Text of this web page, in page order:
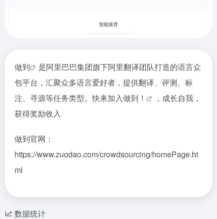
做到
是阿里巴巴集团旗下阿里翻译团队打造的语言众
包平台，汇聚众多语言爱好者，提供翻译、评测、标
注、寻源等任务类型。快来加入做到！
，成长自我，
获得奖励收入
做到官网：
https://www.zuodao.com/crowdsourcing/homePage.ht
ml
数据统计